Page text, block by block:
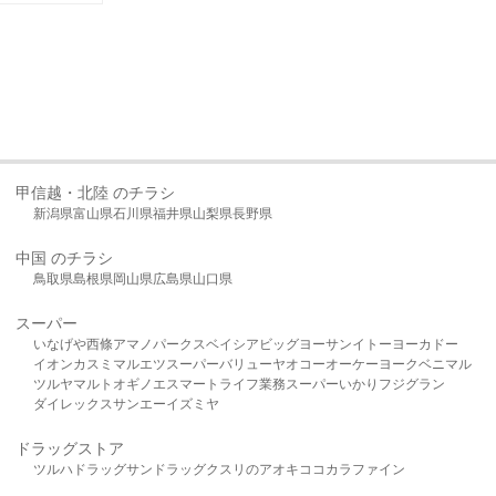
甲信越・北陸 のチラシ
新潟県富山県石川県福井県山梨県長野県
中国 のチラシ
鳥取県島根県岡山県広島県山口県
スーパー
いなげや西條アマノパークスベイシア ビッグヨーサンイトーヨーカドー
イオンカスミ マルエツスーパーバリューヤオコーオーケー ヨークベニマル
ツルヤマルト オギノ エスマート ライフ業務スーパーいかり フジグラン
ダイレックスサンエーイズミヤ
ドラッグストア
ツルハドラッグサンドラッグクスリのアオキ ココカラファイン